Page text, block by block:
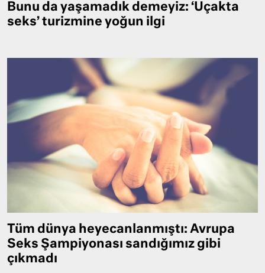
Bunu da yaşamadık demeyiz: ‘Uçakta
seks’ turizmine yoğun ilgi
Tüm dünya heyecanlanmıştı: Avrupa
Seks Şampiyonası sandığımız gibi
çıkmadı